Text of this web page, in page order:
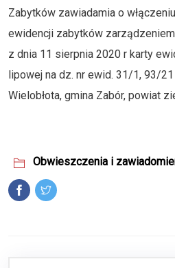
Zabytków zawiadamia o
ewidencji zabytków zarządzeniem
z dnia 11 sierpnia 2020 r karty
lipowej na dz. nr ewid. 31/1, 93/
Wielobłota, gmina Zabór, powiat
Obwieszczenia i